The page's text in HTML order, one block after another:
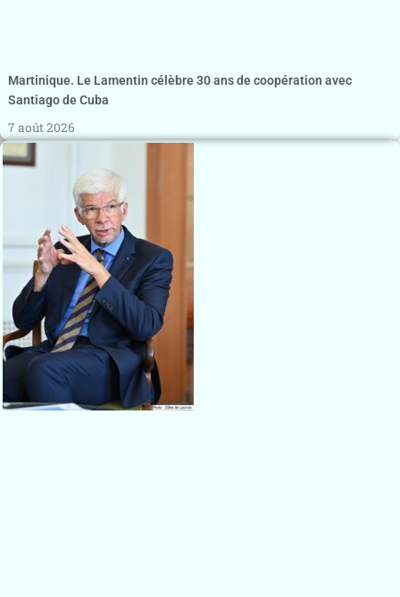
Martinique. Le Lamentin célèbre 30 ans de coopération avec
Santiago de Cuba
7 août 2026